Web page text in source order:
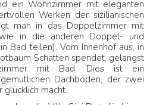
ein Wohnzimmer mit eleganten
Werken der sizilianischen
man in das Doppelzimmer mit
in die anderen Doppel- und
Bad teilen). Vom Innenhof aus, in
Schatten spendet, gelangst
mit Bad. Dies ist ein
Dachboden, der zwei
glücklich macht.